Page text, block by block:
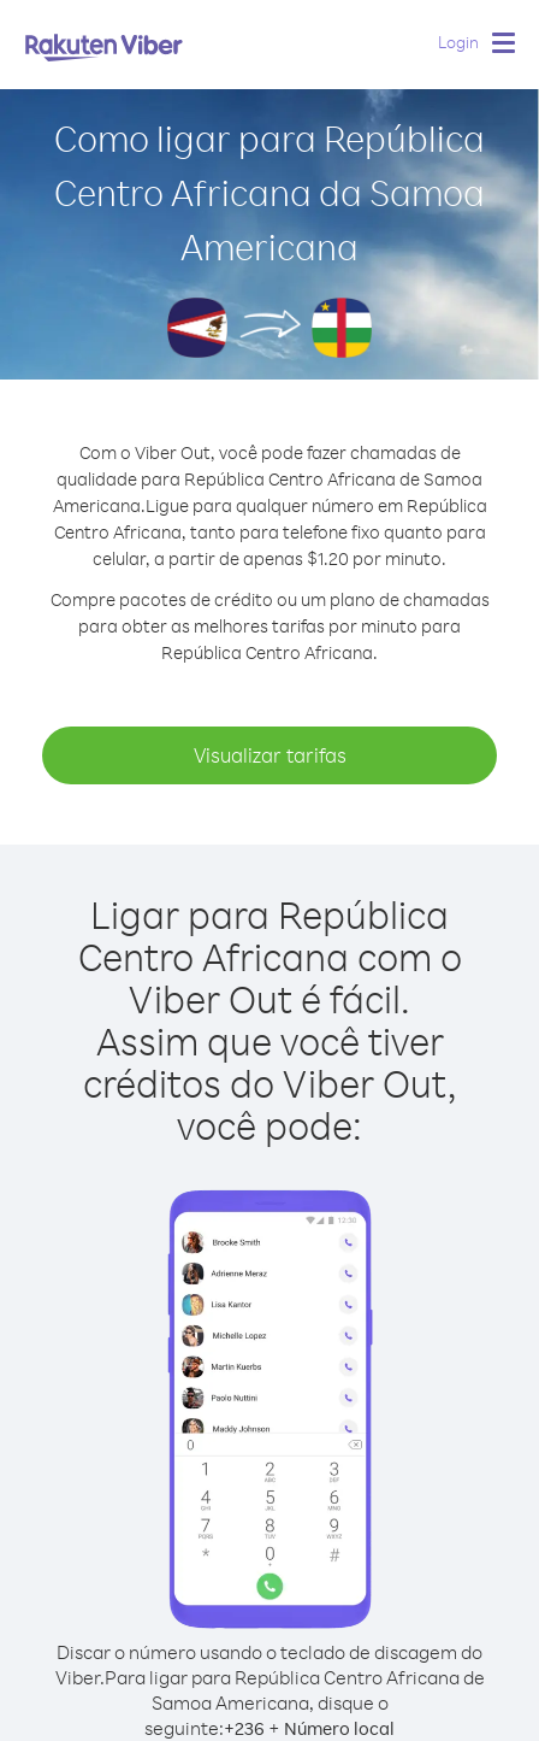
Login
Como ligar para República
Centro Africana da Samoa
Americana
Com o Viber Out, você pode fazer chamadas de
qualidade para República Centro Africana de Samoa
Americana.Ligue para qualquer número em República
Centro Africana, tanto para telefone fixo quanto para
celular, a partir de apenas $1.20 por minuto.
Compre pacotes de crédito ou um plano de chamadas
para obter as melhores tarifas por minuto para
República Centro Africana.
Visualizar tarifas
Ligar para República
Centro Africana com o
Viber Out é fácil.
Assim que você tiver
créditos do Viber Out,
você pode:
Discar o número usando o teclado de discagem do
Viber.Para ligar para República Centro Africana de
Samoa Americana, disque o
seguinte:+236 + Número local